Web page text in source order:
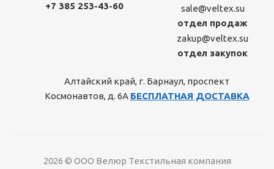
+7 385 253-43-60
sale@veltex.su
отдел продаж
zakup@veltex.su
отдел закупок
Алтайский край, г. Барнаул, проспект
Космонавтов, д. 6А БЕСПЛАТНАЯ ДОСТАВКА
2026 © ООО Велюр Текстильная компания